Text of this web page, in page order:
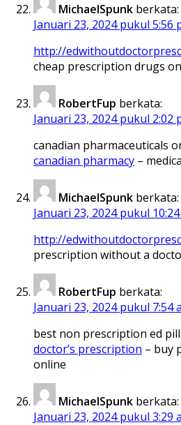
MichaelSpunk berkata:
Januari 23, 2024 pukul 5:56
http://
cheap prescription drugs
RobertFup berkata:
Januari 23, 2024 pukul 2:02
canadian pharmaceuticals
canadian pharmacy –
MichaelSpunk berkata:
Januari 23, 2024 pukul
http://
prescription without a
RobertFup berkata:
Januari 23, 2024 pukul 7:54
best non prescription ed
doctor’s prescription – buy
online
MichaelSpunk berkata:
Januari 23, 2024 pukul 3:29